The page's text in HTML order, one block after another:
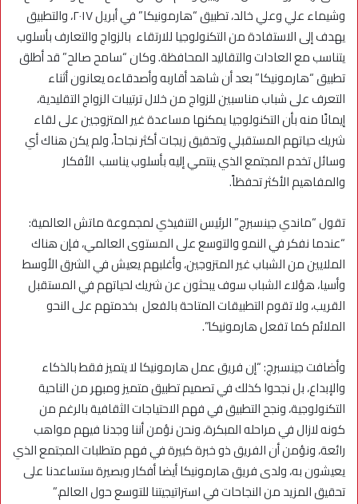
وشيماء علي وعلي خالد، تطبيق “هارمونيكا” في أبريل ٢٠١٧، والتطبيق
يهدف إلى الاستفادة من التكنولوجيا للارتقاء بالزواج والتعارف بأسلوب
يتناسب مع العادات والتقاليد المحافظة. وكان “سامح صالح” قد أطلق
تطبيق “هارمونيكا” بعد أن شاهد أقاربه وأصدقاءه يعانون أثناء
التعرف على شباب مناسبين للزواج من خلال ترتيبات الزواج التقليدية،
إيمانًا منه بأن التكنولوجيا يمكنها مساعدة غير المتزوجين على لقاء
شريك حياتهم المستقبلي وتحقيق زيجات أكثر نجاحاً، ولم يكن هناك أي
وسائل تخدم المجتمع الذي ينتمي إليه بأسلوب يناسب الأفكار
والمفاهيم الأكثر تحفظاً.
تقول “ماندي جينسبرج” الرئيس التنفيذي لمجموعة ماتش العالمية:
“عندما نفكر في النمو والتوسع على المستوى العالمي، فإن هناك
الملايين من الشباب غير المتزوجين، وأغلبهم يعيش في الشرق الأوسط
وأسيا، هؤلاء الشباب سوف يبحثون عن شريك لحياتهم في المستقبل
القريب، ولا تقوم التطبيقات المتاحة بالفعل بخدمتهم على النحو
الملائم كما تفعل هارمونيكا”.
وأضافت جينسبرج: “إن فريق عمل هارمونيكا لا يتميز فقط بالذكاء
والإبداع، بل نجحوا كذلك في تصميم تطبيق متميز ومبهر من الناحية
التكنولوجية، ونجح التطبيق في فهم الاحتياجات الثقافية بالرغم من
كونه لازال في مراحله المبكرة، ونحن نؤمن أننا وجدنا فيهم مواهب
رائعة، ونؤمن أن الفريق ذو خبرة كبيرة في فهم متطلبات المجتمع الذي
يعيشون به، ولدى فريق هارمونيكا أيضا أفكار وبصيرة ستساعدنا على
تحقيق المزيد من النجاحات في استراتيجيتنا للتوسع حول العالم.”